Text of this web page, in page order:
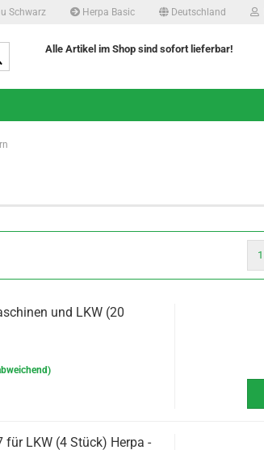
Schwarz Herpa Basic Deutschland
Alle Artikel im Shop sind sofort lieferbar!
1
und LKW (20
LKW (4 Stück) Herpa -